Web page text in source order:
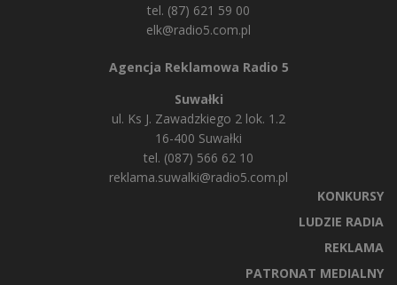
tel. (87) 621 59 00
elk@radio5.com.pl
Agencja Reklamowa Radio 5
Suwałki
ul. Ks J. Zawadzkiego 2 lok. 1.2
16-400 Suwałki
tel. (087) 566 62 10
reklama.suwalki@radio5.com.pl
KONKURSY
LUDZIE RADIA
REKLAMA
PATRONAT MEDIALNY